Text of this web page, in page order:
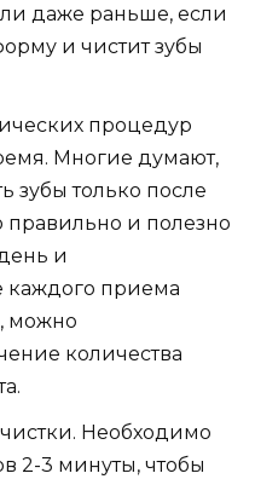
даже раньше, если
и чистит зубы
процедур
Многие думают,
зубы только после
и полезно
и
каждого приема
можно
количества
Необходимо
2-3 минуты, чтобы